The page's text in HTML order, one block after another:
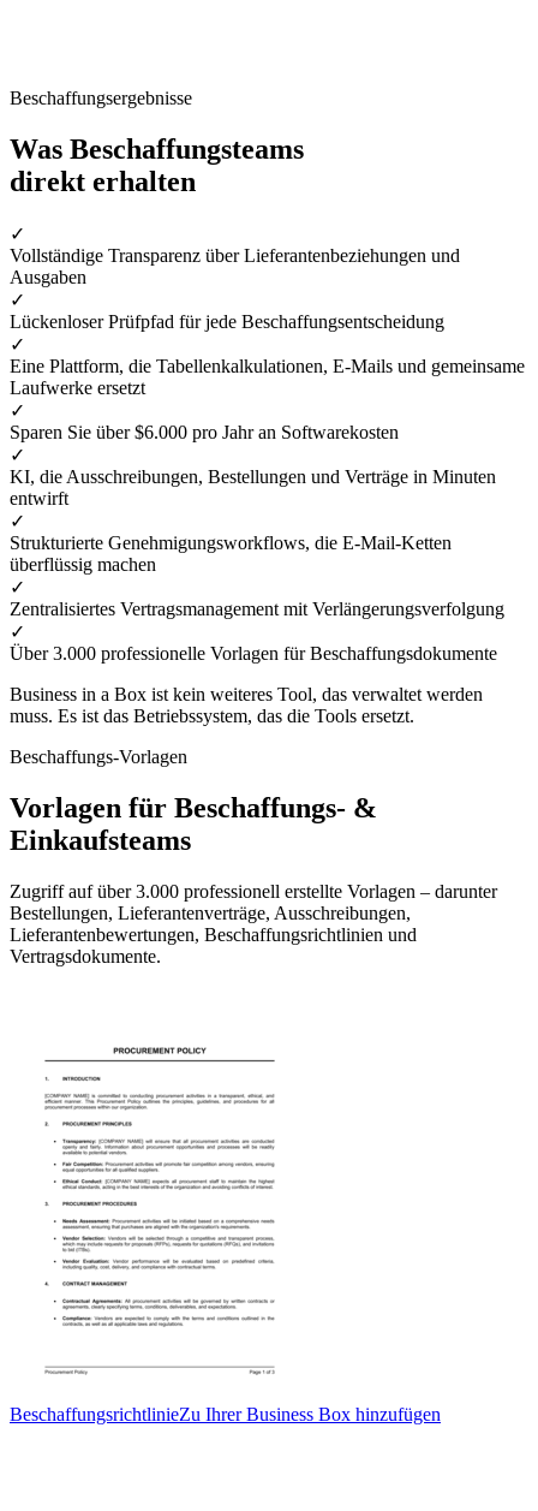
Beschaffungsergebnisse
Was Beschaffungsteams
direkt erhalten
✓
Vollständige Transparenz über Lieferantenbeziehungen und
Ausgaben
✓
Lückenloser Prüfpfad für jede Beschaffungsentscheidung
✓
Eine Plattform, die Tabellenkalkulationen, E-Mails und gemeinsame
Laufwerke ersetzt
✓
Sparen Sie über $6.000 pro Jahr an Softwarekosten
✓
KI, die Ausschreibungen, Bestellungen und Verträge in Minuten
entwirft
✓
Strukturierte Genehmigungsworkflows, die E-Mail-Ketten
überflüssig machen
✓
Zentralisiertes Vertragsmanagement mit Verlängerungsverfolgung
✓
Über 3.000 professionelle Vorlagen für Beschaffungsdokumente
Business in a Box ist kein weiteres Tool, das verwaltet werden
muss. Es ist das Betriebssystem, das die Tools ersetzt.
Beschaffungs-Vorlagen
Vorlagen für Beschaffungs- &
Einkaufsteams
Zugriff auf über 3.000 professionell erstellte Vorlagen – darunter
Bestellungen, Lieferantenverträge, Ausschreibungen,
Lieferantenbewertungen, Beschaffungsrichtlinien und
Vertragsdokumente.
BeschaffungsrichtlinieZu Ihrer Business Box hinzufügen